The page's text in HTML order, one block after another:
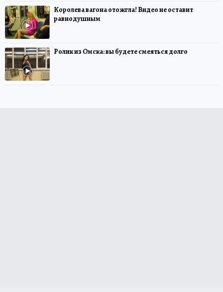
Королева вагона отожгла! Видео не оставит
равнодушным
Ролик из Омска: вы будете смеяться долго